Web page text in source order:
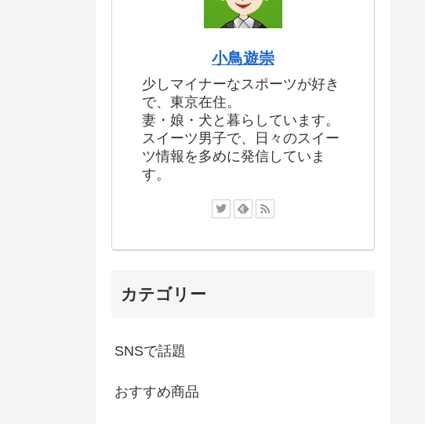
小鳥遊崇
少しマイナーなスポーツが好き
で、東京在住。
妻・娘・犬と暮らしています。
スイーツ男子で、日々のスイー
ツ情報を多めに発信していま
す。
カテゴリー
SNSで話題
おすすめ商品